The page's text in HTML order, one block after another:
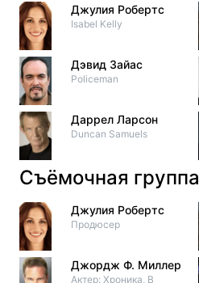
Джулия Робертс
Isabel Kelly
Дэвид Зайас
Policeman
Даррел Ларсон
Duncan Samuels
Съёмочная группа
Джулия Робертс
Продюсер
Джордж Ф. Миллер
Актер: Хроника, В